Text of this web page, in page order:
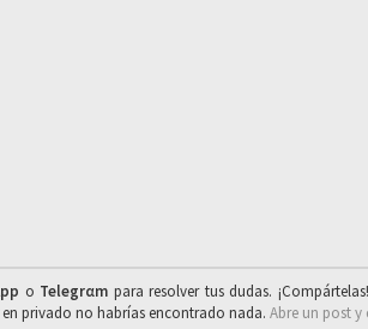
o Telegrαm para resolver tus dudas.
privado no habrías encontrado nada. Abre un post